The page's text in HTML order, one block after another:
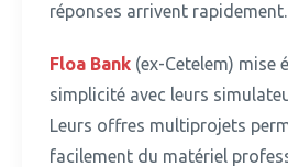
réponses arrivent rapidement.
Floa Bank (ex-Cetelem) mise
simplicité avec leurs
Leurs offres multiprojets
facilement du matériel